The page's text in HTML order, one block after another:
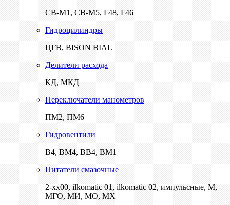
СВ-М1, СВ-М5, Г48, Г46
Гидроцилиндры
ЦГВ, BISON BIAL
Делители расхода
КД, МКД
Переключатели манометров
ПМ2, ПМ6
Гидровентили
В4, ВМ4, ВВ4, ВМ1
Питатели смазочные
2-хх00, ilkomatic 01, ilkomatic 02, импульсные, М,
МГО, МИ, МО, МХ